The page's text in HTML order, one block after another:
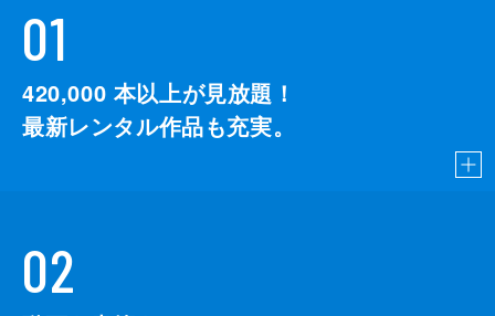
01
420,000 本以上が見放題！
最新レンタル作品も充実。
02